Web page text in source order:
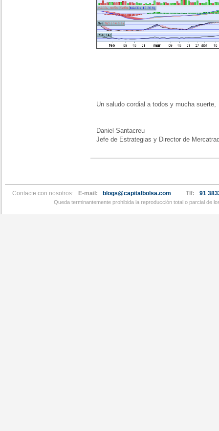
Un saludo cordial a todos y mucha suerte,
Daniel Santacreu
Jefe de Estrategias y Director de
Contacte con nosotros: E-mail: blogs@capitalbolsa.com Tlf: 91
Queda terminantemente prohibida la reproducción total o parcial de